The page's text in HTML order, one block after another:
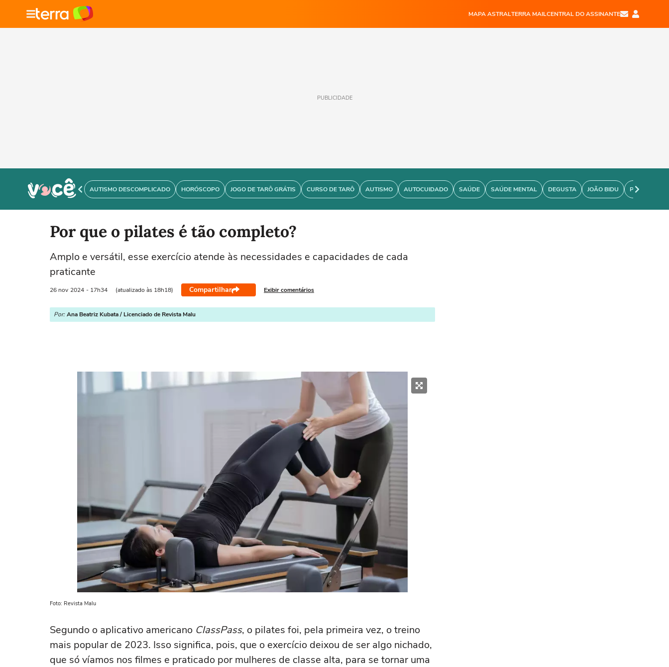
MAPA ASTRALTERRA MAILCENTRAL DO ASSINANTE
PUBLICIDADE
AUTISMO DESCOMPLICADO HORÓSCOPO JOGO DE TARÔ GRÁTIS CURSO DE TARÔ AUTISMO AUTOCUIDADO SAÚDE SAÚDE MENTAL DEGUSTA JOÃO BIDU PERSONARE
Por que o pilates é tão completo?
Amplo e versátil, esse exercício atende às necessidades e capacidades de cada
praticante
26 nov 2024 - 17h34 (atualizado às 18h18) Compartilhar Exibir comentários
Por: Ana Beatriz Kubata / Licenciado de Revista Malu
Foto: Revista Malu
Segundo o aplicativo americano ClassPass, o pilates foi, pela primeira vez, o treino
mais popular de 2023. Isso significa, pois, que o exercício deixou de ser algo nichado,
que só víamos nos filmes e praticado por mulheres de classe alta, para se tornar uma